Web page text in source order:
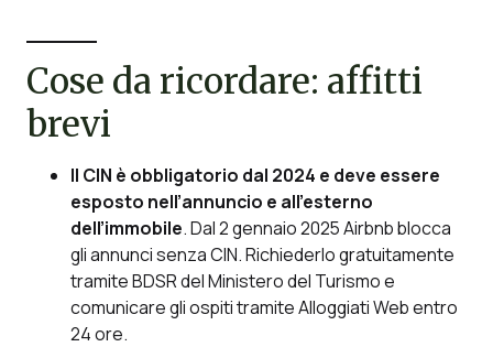
Cose da ricordare: affitti
brevi
Il CIN è obbligatorio dal 2024 e deve essere
esposto nell’annuncio e all’esterno
dell’immobile. Dal 2 gennaio 2025 Airbnb blocca
gli annunci senza CIN. Richiederlo gratuitamente
tramite BDSR del Ministero del Turismo e
comunicare gli ospiti tramite Alloggiati Web entro
24 ore.